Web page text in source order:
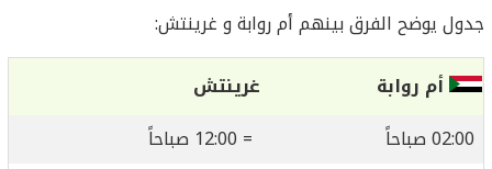
جدول يوضح الفرق بينهم أم روابة و غرينتش:
أم روابة
غرينتش
02:00 صباحاً
= 12:00 صباحاً